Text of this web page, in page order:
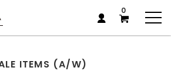
0
ITEMS (A/W)